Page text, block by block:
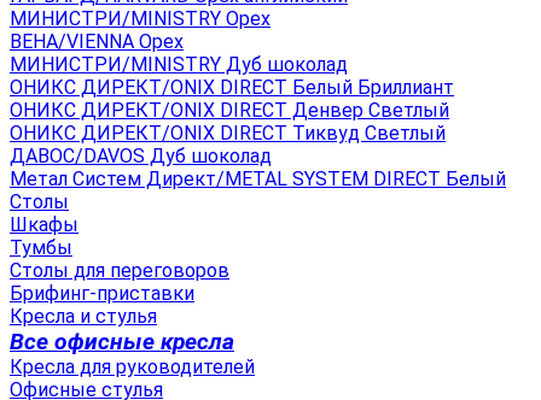
МИНИСТРИ/MINISTRY Орех
ВЕНА/VIENNA Орех
МИНИСТРИ/MINISTRY Дуб шоколад
ОНИКС ДИРЕКТ/ONIX DIRECT Белый Бриллиант
ОНИКС ДИРЕКТ/ONIX DIRECT Денвер Светлый
ОНИКС ДИРЕКТ/ONIX DIRECT Тиквуд Светлый
ДАВОС/DAVOS Дуб шоколад
Метал Систем Директ/METAL SYSTEM DIRECT Белый
Столы
Шкафы
Тумбы
Столы для переговоров
Брифинг-приставки
Кресла и стулья
Все офисные кресла
Кресла для руководителей
Офисные стулья